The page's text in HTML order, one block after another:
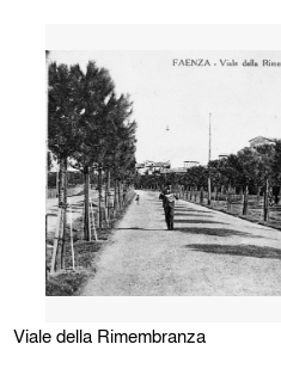
Viale della Rimembranza